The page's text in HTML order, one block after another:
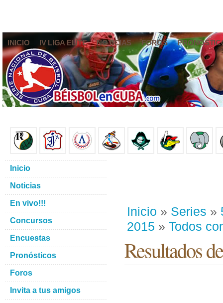
INICIO IV LIGA ELITE NOTICIAS FOROS
Inicio » Series »
2015 » Todos
Resultados
Inicio
Noticias
En vivo!!!
Concursos
Encuestas
Pronósticos
Foros
Invita a tus amigos